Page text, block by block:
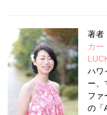
著者
カー
ハワ
ー、
ファ
の「